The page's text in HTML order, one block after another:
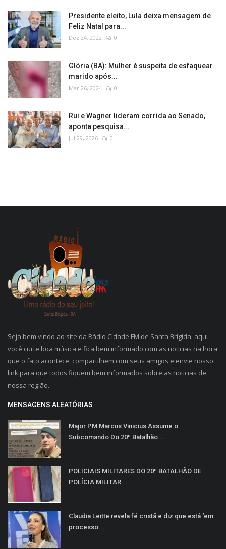
Presidente eleito, Lula deixa mensagem de
Feliz Natal para...
Dez 24, 2022 0
Glória (BA): Mulher é suspeita de esfaquear
marido após...
Mar 26, 2024 0
Rui e Wagner lideram corrida ao Senado,
aponta pesquisa...
Jul 29, 2026 0
Seja bem vindo ao site da Rádio Cidade FM de Santa Brígida, aqui
você curte boa música e fica bem informado com as noticias na hora
que o fato acontece, compartilhem com seus amigos e envie nosso
link para que todos fiquem bem informados sobre as noticias de
nossa região.
MENSAGENS ALEATÓRIAS
Major PM Marcus Vinicius Assume o
Subcomando Do 20º Batalhão...
POLICIAIS MILITARES DO 20º BATALHÃO DE
POLÍCIA MILITAR...
Claudia Leitte revela fé cristã e diz que está ‘em
processo...